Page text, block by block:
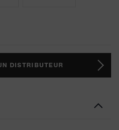
DISTRIBUTEUR